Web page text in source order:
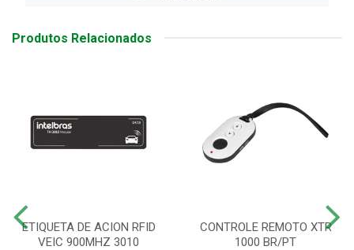
Produtos Relacionados
ETIQUETA DE ACION RFID
VEIC 900MHZ 3010
CONTROLE REMOTO XTR
1000 BR/PT